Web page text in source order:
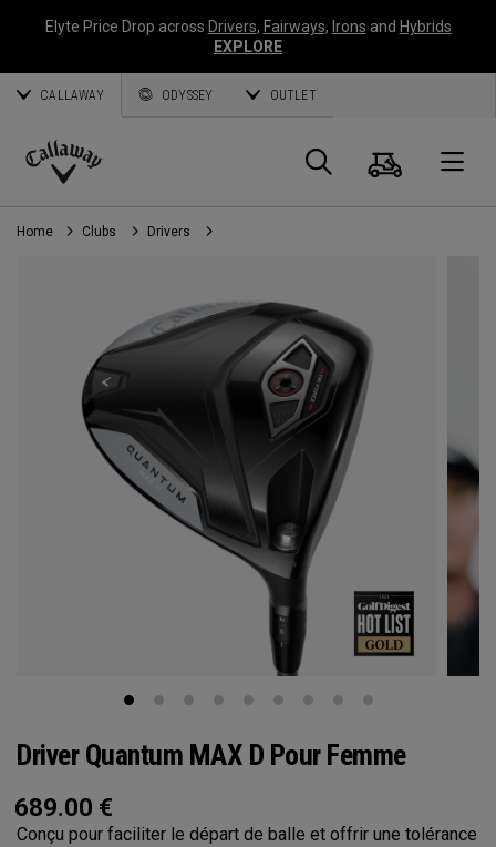
Elyte Price Drop across Drivers, Fairways, Irons and Hybrids
EXPLORE
CALLAWAY ODYSSEY OUTLET
Callaway
Golf
Panier
Home Clubs Drivers
Driver Quantum MAX D Pour Femme
689.00 €
Conçu pour faciliter le départ de balle et offrir une tolérance